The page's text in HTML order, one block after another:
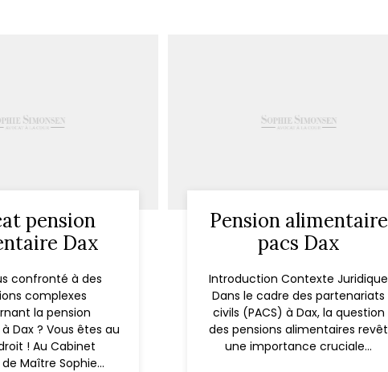
pension
Dax
confronté à des
complexes
la pension
Dax ? Vous êtes au
! Au Cabinet
Maître Sophie...
Pension alimentaire
pacs Dax
Introduction Contexte Juridique
Dans le cadre des partenariats
civils (PACS) à Dax, la question
des pensions alimentaires revêt
une importance cruciale...